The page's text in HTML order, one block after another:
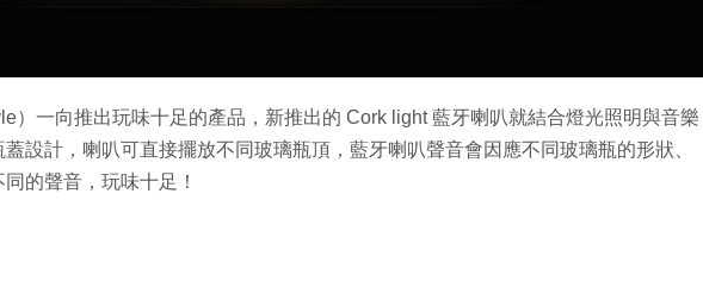
）一向推出玩味十足的產品，新推出的 Cork light 藍牙喇叭就結合燈光照明與音樂
設計，喇叭可直接擺放不同玻璃瓶頂，藍牙喇叭聲音會因應不同玻璃瓶的形狀、
的聲音，玩味十足！